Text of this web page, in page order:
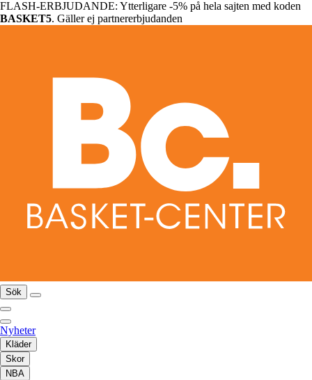
FLASH-ERBJUDANDE: Ytterligare -5% på hela sajten med koden
BASKET5. Gäller ej partnererbjudanden
Sök
Nyheter
Kläder
Skor
NBA